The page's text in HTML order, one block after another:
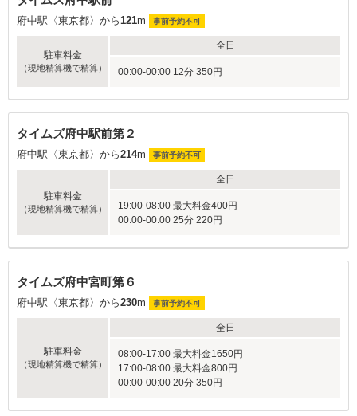
府中駅〈東京都〉から121m 事前予約不可
駐車料金
（現地精算機で精算）
全日
00:00-00:00 12分 350円
タイムズ府中駅前第２
府中駅〈東京都〉から214m 事前予約不可
駐車料金
（現地精算機で精算）
全日
19:00-08:00 最大料金400円
00:00-00:00 25分 220円
タイムズ府中宮町第６
府中駅〈東京都〉から230m 事前予約不可
駐車料金
（現地精算機で精算）
全日
08:00-17:00 最大料金1650円
17:00-08:00 最大料金800円
00:00-00:00 20分 350円